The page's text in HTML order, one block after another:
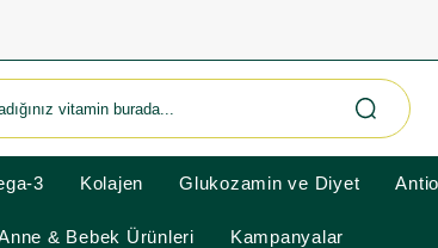
3 Kolajen Glukozamin ve Diyet
& Bebek Ürünleri Kampanyalar